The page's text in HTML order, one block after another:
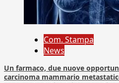
Com. Stampa
News
Un farmaco, due nuove
carcinoma mammario